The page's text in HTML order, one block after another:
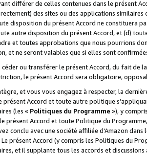
différer de celles contenues dans le présent
des sites ou des applications
disposition du présent Accord ne constituera
autre disposition du présent Accord, et (d)
et toutes approbations que nous pourrions
et ne seront valables que si elles sont
céder ou transférer le présent Accord, du fait de
le présent Accord sera obligatoire,
et vous vous engagez à respecter, la
présent Accord et toute autre politique
(les « Politiques du Programme »), y
présent Accord et toute Politique du
conclu avec une société affiliée d’Amazon
présent Accord (y compris les Politiques du
et il supplante tous les accords et discussions